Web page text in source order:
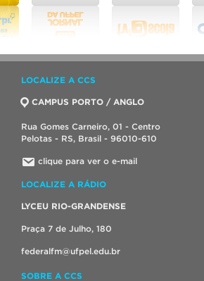
LOCALIZE A CCS
CAMPUS PORTO / ANGLO
Rua Gomes Carneiro, 01 - Centro
Pelotas - RS, Brasil - 96010-610
clique para ver o e-mail
LOCALIZE A RÁDIO
LYCEU RIO-GRANDENSE
Praça 7 de Julho, 180
federalfm@ufpel.edu.br
SOBRE A CCS